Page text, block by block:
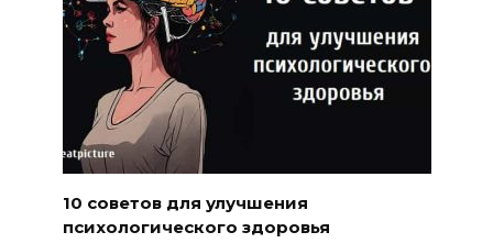
10 советов для улучшения
психологического здоровья